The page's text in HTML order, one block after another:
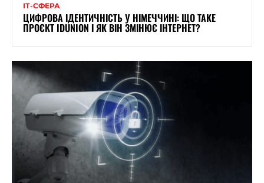
ІТ-СФЕРА
ЦИФРОВА ІДЕНТИЧНІСТЬ У НІМЕЧЧИНІ: ЩО ТАКЕ
ПРОЄКТ IDUNION І ЯК ВІН ЗМІНЮЄ ІНТЕРНЕТ?